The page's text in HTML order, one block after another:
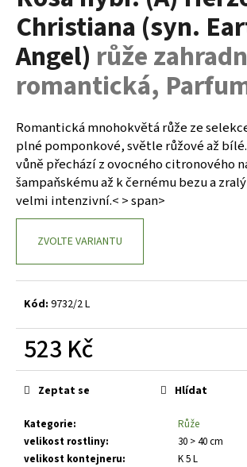
0,0
z
5
hvězdiček.
Christiana (syn.
Angel) růže
romantická,
Romantická mnohokvětá růže ze
plné pomponkové, světle růžové až
vůně přechází z ovocného citronového
šampaňskému až k černému bezu a
velmi intenzivní.< > span>
ZVOLTE VARIANTU
Kód: 9732/2 L
523 Kč
Měrná
cena:
Kategorie:
Růže
velikost rostliny:
30 > 40 cm
velikost kontejneru: K 5 L
Zeptat se Hlídat
a
j
í
t
?
HLEDAT
o
p
o
r
u
m
e